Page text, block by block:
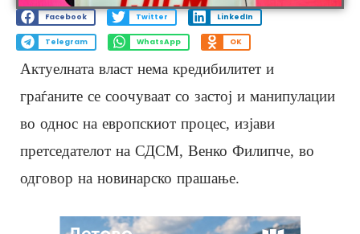
Facebook Twitter LinkedIn
Telegram WhatsApp OK
Актуелната власт нема кредибилитет и
граѓаните се соочуваат со застој и манипулации
во однос на европскиот процес, изјави
претседателот на СДСМ, Венко Филипче, во
одговор на новинарско прашање.